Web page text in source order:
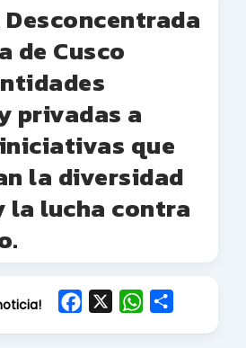
de Cusco
privadas a
que
la diversidad
lucha contra
W